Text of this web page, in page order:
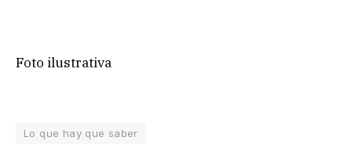
Foto ilustrativa
Lo que hay que saber